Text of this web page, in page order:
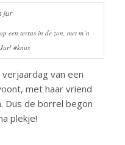
een terras in de zon, met m’n
#knus
van een
met haar vriend
Dus de borrel begon
plekje!